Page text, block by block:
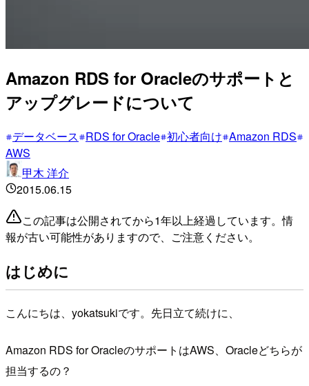
Amazon RDS for Oracleのサポートと
アップグレードについて
データベース RDS for Oracle 初心者向け Amazon RDS
AWS
甲木 洋介
2015.06.15
この記事は公開されてから1年以上経過しています。情
報が古い可能性がありますので、ご注意ください。
はじめに
こんにちは、yokatsukiです。先日立て続けに、
Amazon RDS for OracleのサポートはAWS、Oracleどちらが
担当するの？